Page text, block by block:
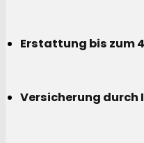
Erstattung bis zum
Versicherung durch